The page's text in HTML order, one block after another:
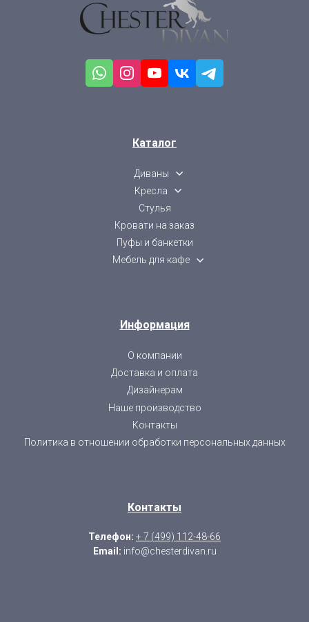
Каталог
Диваны
Кресла
Стулья
Кровати на заказ
Пуфы и банкетки
Мебель для кафе
Информация
О компании
Доставка и оплата
Дизайнерам
Наше производство
Контакты
Политика в отношении обработки персональных данных
Контакты
Телефон: + 7 (499) 112-48-66
Email: info@chesterdivan.ru